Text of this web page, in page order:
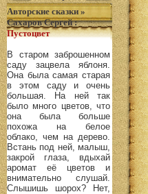
Авторские сказки »
Сахаров Сергей:
Пустоцвет
В старом заброшенном
саду зацвела яблоня.
Она была самая старая
в этом саду и очень
большая. На ней так
было много цветов, что
она была больше
похожа на белое
облако, чем на дерево.
Встань под ней, малыш,
закрой глаза, вдыхай
аромат её цветов и
внимательно слушай.
Слышишь шорох? Нет,